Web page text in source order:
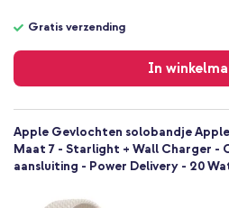
Gratis verzending
In
verzending
Apple Gevlochten solobandje
Maat 7 - Starlight + Wall Charger -
aansluiting - Power Delivery - 20